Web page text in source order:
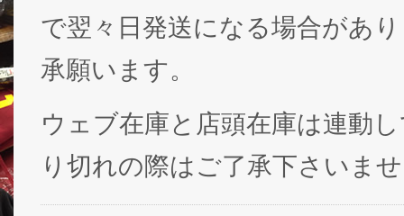
で翌々日発送になる場合があ
承願います。
ウェブ在庫と店頭在庫は連動
り切れの際はご了承下さいま